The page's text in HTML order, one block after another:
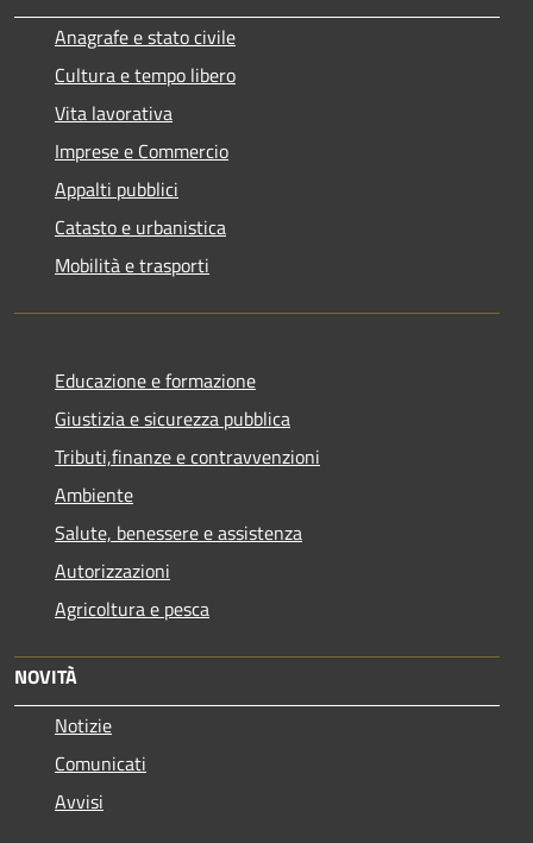
Anagrafe e stato civile
Cultura e tempo libero
Vita lavorativa
Imprese e Commercio
Appalti pubblici
Catasto e urbanistica
Mobilità e trasporti
Educazione e formazione
Giustizia e sicurezza pubblica
Tributi,finanze e contravvenzioni
Ambiente
Salute, benessere e assistenza
Autorizzazioni
Agricoltura e pesca
NOVITÀ
Notizie
Comunicati
Avvisi